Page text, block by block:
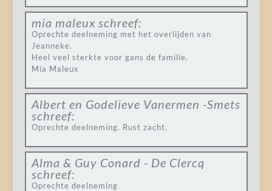
mia maleux schreef:
Oprechte deelneming met het overlijden van
Jeanneke.
Heel veel sterkte voor gans de familie.
Mia Maleux
Albert en Godelieve Vanermen -Smets
schreef:
Oprechte deelneming. Rust zacht.
Alma & Guy Conard - De Clercq
schreef:
Oprechte deelneming